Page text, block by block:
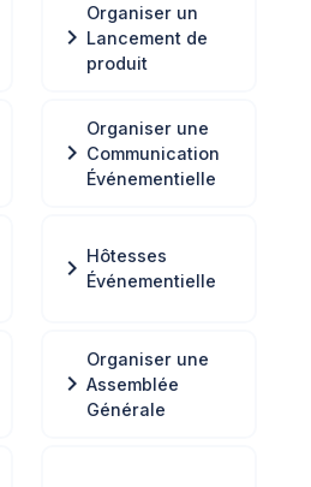
chevron_right
Organiser un
Lancement de
produit
chevron_right
Organiser une
Communication
Événementielle
chevron_right Hôtesses
Événementielle
chevron_right
Organiser une
Assemblée
Générale